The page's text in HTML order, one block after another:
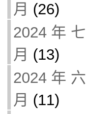
月 (26)
2024 年 七
月 (13)
2024 年 六
月 (11)